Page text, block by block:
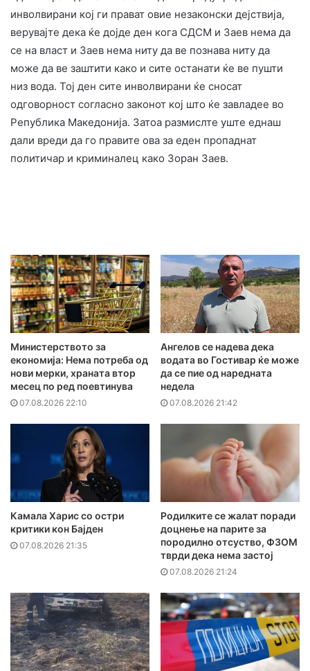
инволвирани кој ги прават овие незаконски дејствија,
верувајте дека ќе дојде ден кога СДСМ и Заев нема да
се на власт и Заев нема ниту да ве познава ниту да
може да ве заштити како и сите останати ќе ве пушти
низ вода. Тој ден сите инволвирани ќе сносат
одговорност согласно законот кој што ќе завладее во
Република Македонија. Затоа размислте уште еднаш
дали вреди да го правите ова за еден пропаднат
политичар и криминалец како Зоран Заев.
Министерството за
економија: Нема потреба од
нови мерки, храната втор
месец по ред поевтинува
07.08.2026 22:10
Ангелов се надева дека
водата во Гостивар ќе може
да се пие од наредната
недела
07.08.2026 21:42
Камала Харис со остри
критики кон Бајден
07.08.2026 21:35
Родилките се жалат поради
доцнење на парите за
породилно отсуство, ФЗОМ
тврди дека нема застој
07.08.2026 21:24